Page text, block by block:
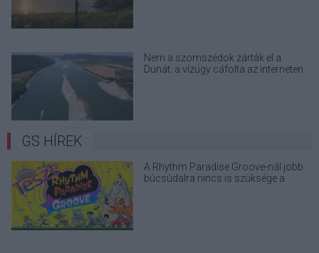
Nem a szomszédok zárták el a
Dunát: a vízügy cáfolta az interneten
GS HÍREK
A Rhythm Paradise Groove-nál jobb
búcsúdalra nincs is szüksége a